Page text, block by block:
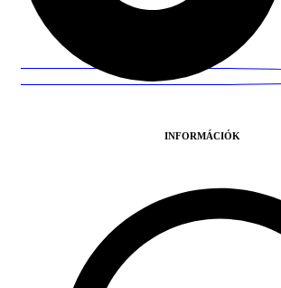
INFORMÁCIÓK